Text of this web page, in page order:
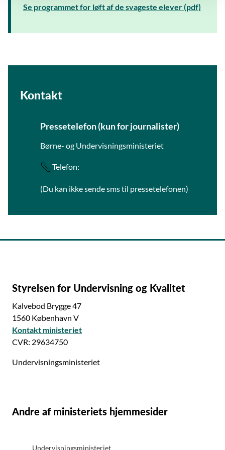
Se programmet for løft af de svageste elever (pdf)
Kontakt
Pressetelefon (kun for journalister)
Børne- og Undervisningsministeriet
Telefon:
(Du kan ikke sende sms til pressetelefonen)
Styrelsen for Undervisning og Kvalitet
Kalvebod Brygge 47
1560 København V
Kontakt ministeriet
CVR: 29634750
Undervisningsministeriet
Andre af ministeriets hjemmesider
Undervisningsministeriet